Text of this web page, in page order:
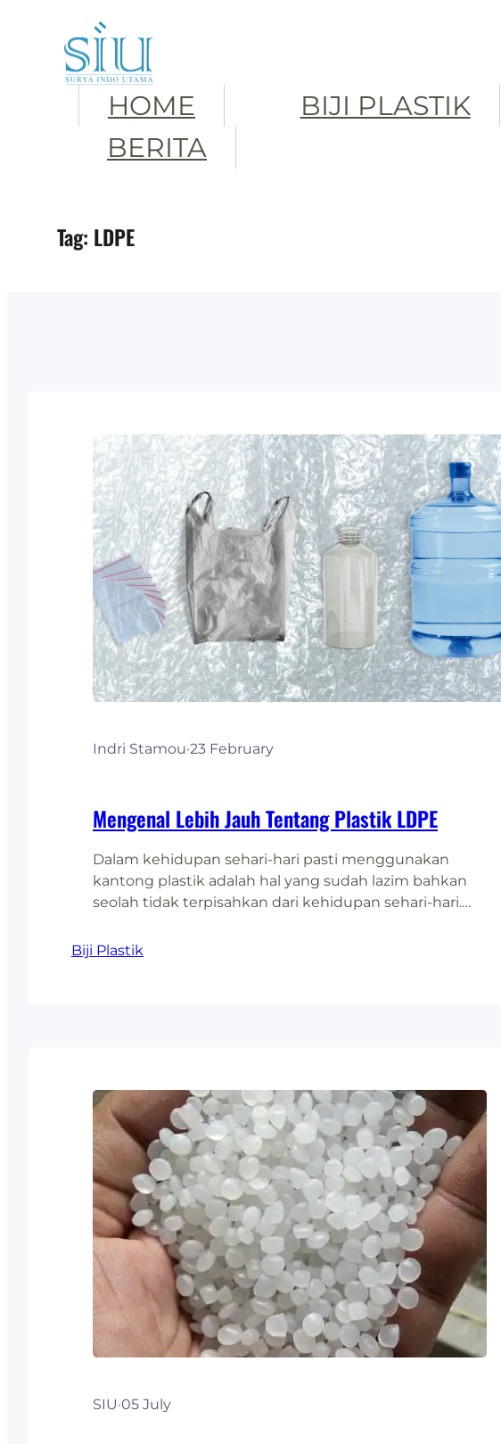
content
HOME BIJI PLASTIK
BERITA
Tag: LDPE
Indri Stamou·23 February
Mengenal Lebih Jauh Tentang Plastik LDPE
Dalam kehidupan sehari-hari pasti menggunakan
kantong plastik adalah hal yang sudah lazim bahkan
seolah tidak terpisahkan dari kehidupan sehari-hari.
terbengkalai begitu saja. Namun, tahukah Anda plastik itu
Biji Plastik
SIU·05 July